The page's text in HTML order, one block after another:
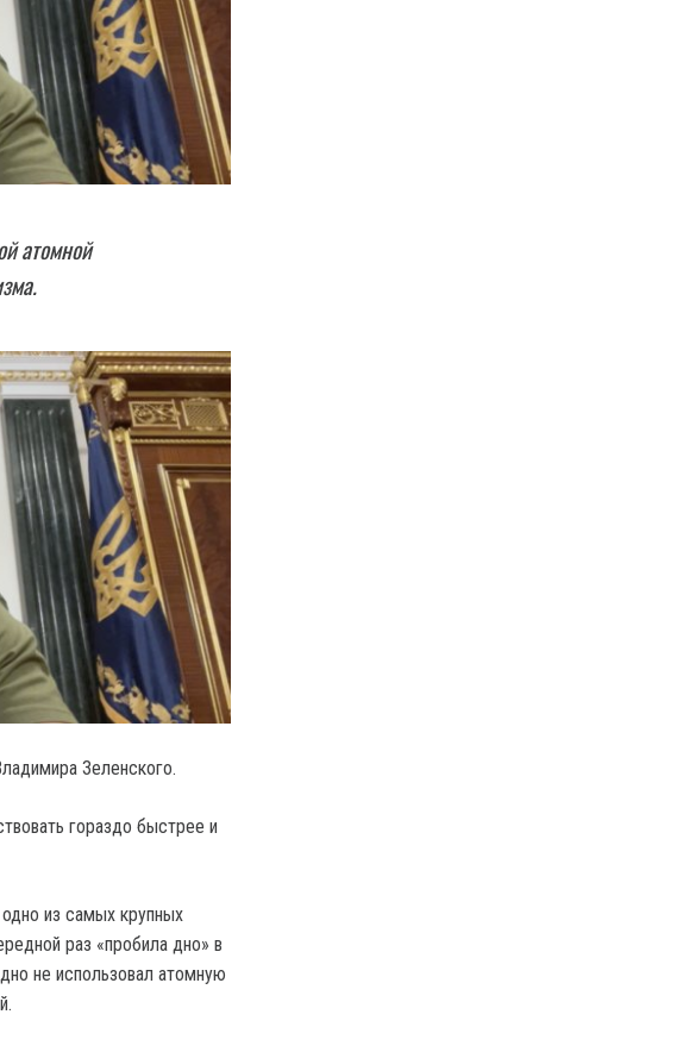
атомной
Зеленского.
гораздо быстрее и
из самых крупных
раз «пробила дно» в
не использовал атомную